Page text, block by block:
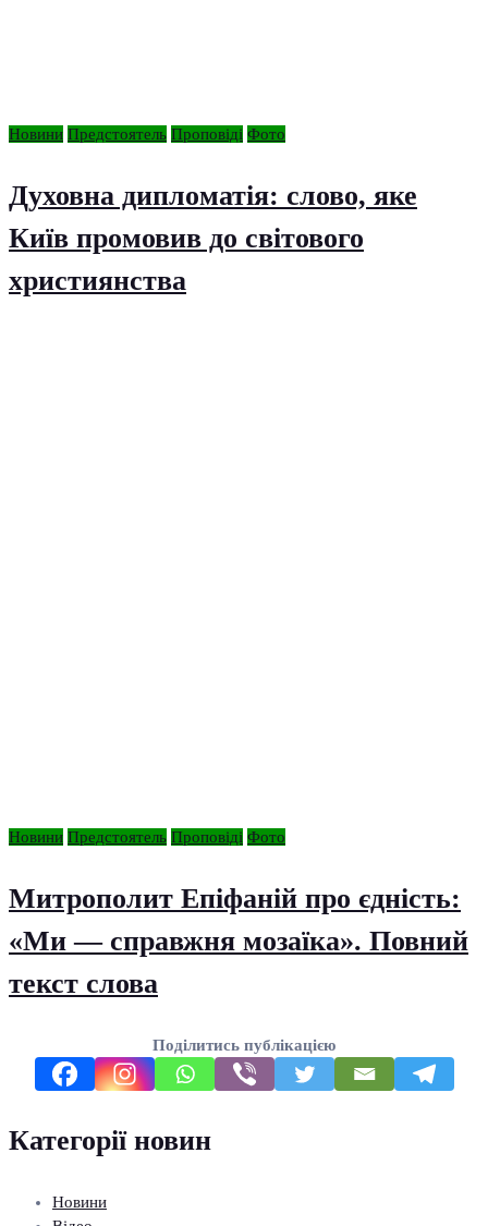
Новини Предстоятель Проповіді Фото
Духовна дипломатія: слово, яке
Київ промовив до світового
християнства
Новини Предстоятель Проповіді Фото
Митрополит Епіфаній про єдність:
«Ми — справжня мозаїка». Повний
текст слова
Поділитись публікацією
Категорії новин
Новини